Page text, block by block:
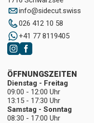
info@sidecut.swiss
026 412 10 58
+41 77 8119405
ÖFFNUNGSZEITEN
Dienstag - Freitag
09:00 - 12:00 Uhr
13:15 - 17:30 Uhr
Samstag - Sonntag
08:30 - 17:00 Uhr